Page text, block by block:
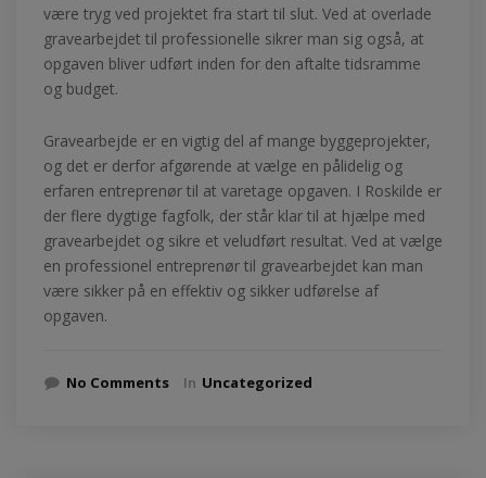
være tryg ved projektet fra start til slut. Ved at overlade
gravearbejdet til professionelle sikrer man sig også, at
opgaven bliver udført inden for den aftalte tidsramme
og budget.
Gravearbejde er en vigtig del af mange byggeprojekter,
og det er derfor afgørende at vælge en pålidelig og
erfaren entreprenør til at varetage opgaven. I Roskilde er
der flere dygtige fagfolk, der står klar til at hjælpe med
gravearbejdet og sikre et veludført resultat. Ved at vælge
en professionel entreprenør til gravearbejdet kan man
være sikker på en effektiv og sikker udførelse af
opgaven.
No Comments In Uncategorized